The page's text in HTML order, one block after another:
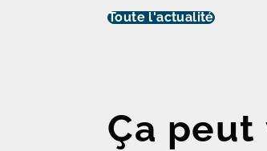
Toute l'actualité
Ça